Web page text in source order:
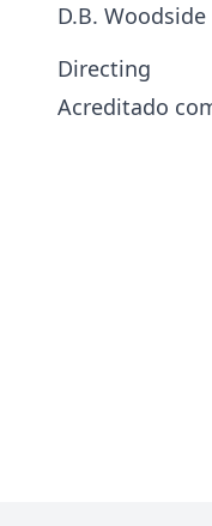
D.B.
Directing
Acreditado